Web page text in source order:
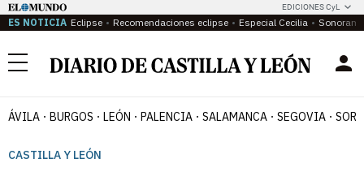
EDICIONES CyL
ES NOTICIA Eclipse Recomendaciones eclipse Especial Cecilia
Menú
ÁVILA BURGOS LEÓN PALENCIA SALAMANCA SEGOVIA
CASTILLA Y LEÓN